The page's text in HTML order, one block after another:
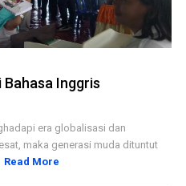
Bahasa Inggris
era globalisasi dan
maka generasi muda dituntut
Read More